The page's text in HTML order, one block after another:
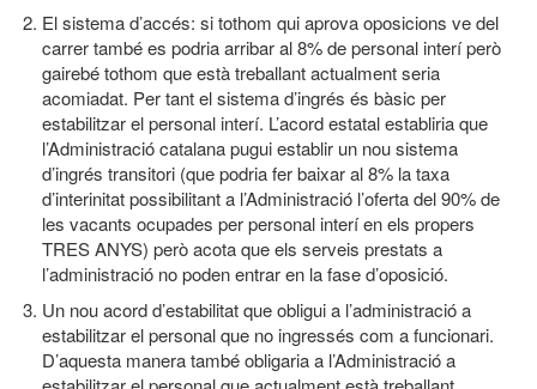
El sistema d’accés: si tothom qui aprova oposicions ve del
carrer també es podria arribar al 8% de personal interí però
gairebé tothom que està treballant actualment seria
acomiadat. Per tant el sistema d’ingrés és bàsic per
estabilitzar el personal interí. L’acord estatal establiria que
l’Administració catalana pugui establir un nou sistema
d’ingrés transitori (que podria fer baixar al 8% la taxa
d’interinitat possibilitant a l’Administració l’oferta del 90% de
les vacants ocupades per personal interí en els propers
TRES ANYS) però acota que els serveis prestats a
l’administració no poden entrar en la fase d’oposició.
Un nou acord d’estabilitat que obligui a l’administració a
estabilitzar el personal que no ingressés com a funcionari.
D’aquesta manera també obligaria a l’Administració a